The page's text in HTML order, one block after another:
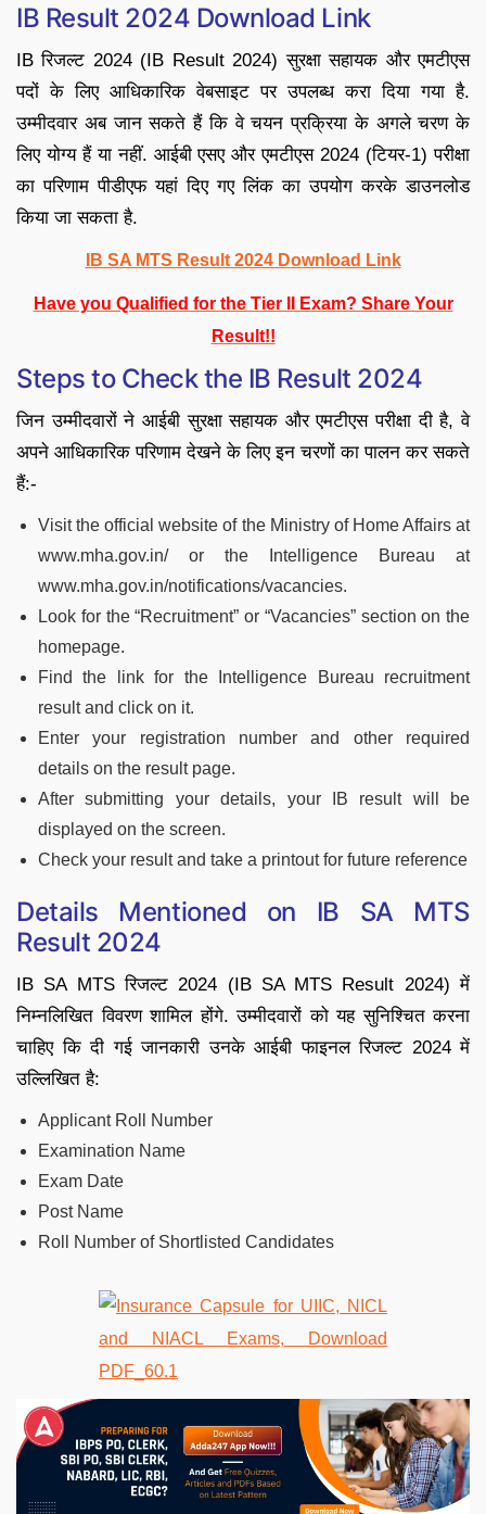
IB Result 2024 Download Link
IB रिजल्ट 2024 (IB Result 2024) सुरक्षा सहायक और एमटीएस
पदों के लिए आधिकारिक वेबसाइट पर उपलब्ध करा दिया गया है.
उम्मीदवार अब जान सकते हैं कि वे चयन प्रक्रिया के अगले चरण के
लिए योग्य हैं या नहीं. आईबी एसए और एमटीएस 2024 (टियर-1) परीक्षा
का परिणाम पीडीएफ यहां दिए गए लिंक का उपयोग करके डाउनलोड
किया जा सकता है.
IB SA MTS Result 2024 Download Link
Have you Qualified for the Tier II Exam? Share Your
Result!!
Steps to Check the IB Result 2024
जिन उम्मीदवारों ने आईबी सुरक्षा सहायक और एमटीएस परीक्षा दी है, वे
अपने आधिकारिक परिणाम देखने के लिए इन चरणों का पालन कर सकते
हैं:-
Visit the official website of the Ministry of Home Affairs at
www.mha.gov.in/ or the Intelligence Bureau at
www.mha.gov.in/notifications/vacancies.
Look for the “Recruitment” or “Vacancies” section on the
homepage.
Find the link for the Intelligence Bureau recruitment
result and click on it.
Enter your registration number and other required
details on the result page.
After submitting your details, your IB result will be
displayed on the screen.
Check your result and take a printout for future reference
Details Mentioned on IB SA MTS
Result 2024
IB SA MTS रिजल्ट 2024 (IB SA MTS Result 2024) में
निम्नलिखित विवरण शामिल होंगे. उम्मीदवारों को यह सुनिश्चित करना
चाहिए कि दी गई जानकारी उनके आईबी फाइनल रिजल्ट 2024 में
उल्लिखित है:
Applicant Roll Number
Examination Name
Exam Date
Post Name
Roll Number of Shortlisted Candidates